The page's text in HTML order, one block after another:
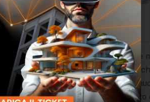
possiamo offrire ai nostri clienti le
e di produzione molto esteso
lavoriamo al miglioramento
fattore decisivo per il funzionamento